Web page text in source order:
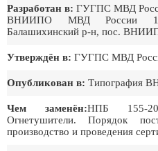
Разработан в: ГУГПС МВД
ВНИИПО МВД России
Балашихинский р-н, пос.
Утверждён в: ГУГПС МВД
Опубликован в: Типография
Чем заменён:НПБ 155-
Огнетушители. Порядок
производство и проведения